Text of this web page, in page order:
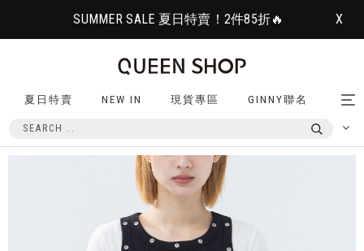
SUMMER SALE 夏日特賣！2件85折🔥 X
夏日特賣 NEW IN 現貨專區 GINNY聯名